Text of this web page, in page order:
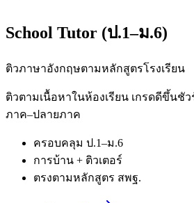
School Tutor (ป.1–ม.6)
ติวภาษาอังกฤษตามหลักสูตรโรงเรียน
ติวตามเนื้อหาในห้องเรียน เกรดดีขึ้นชั
ภาค–ปลายภาค
ครอบคลุม ป.1–ม.6
การบ้าน + ติวเตอร์
ตรงตามหลักสูตร สพฐ.